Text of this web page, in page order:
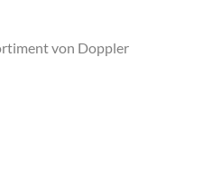
von Doppler